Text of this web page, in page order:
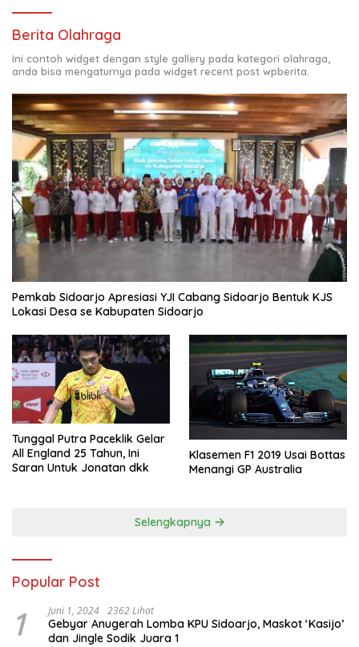
Berita Olahraga
Ini contoh widget dengan style gallery pada kategori olahraga,
anda bisa mengaturnya pada widget recent post wpberita.
Pemkab Sidoarjo Apresiasi YJI Cabang Sidoarjo Bentuk KJS
Lokasi Desa se Kabupaten Sidoarjo
Tunggal Putra Paceklik Gelar
All England 25 Tahun, Ini
Saran Untuk Jonatan dkk
Klasemen F1 2019 Usai Bottas
Menangi GP Australia
Selengkapnya
Popular Post
1 Juni 1, 2024 2362 Lihat
Gebyar Anugerah Lomba KPU Sidoarjo, Maskot ‘Kasijo’
dan Jingle Sodik Juara 1